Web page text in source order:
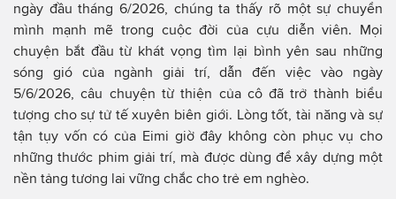
ngày đầu tháng 6/2026, chúng ta thấy rõ một sự chuyển
mình mạnh mẽ trong cuộc đời của cựu diễn viên. Mọi
chuyện bắt đầu từ khát vọng tìm lại bình yên sau những
sóng gió của ngành giải trí, dẫn đến việc vào ngày
5/6/2026, câu chuyện từ thiện của cô đã trở thành biểu
tượng cho sự tử tế xuyên biên giới. Lòng tốt, tài năng và sự
tận tụy vốn có của Eimi giờ đây không còn phục vụ cho
những thước phim giải trí, mà được dùng để xây dựng một
nền tảng tương lai vững chắc cho trẻ em nghèo.